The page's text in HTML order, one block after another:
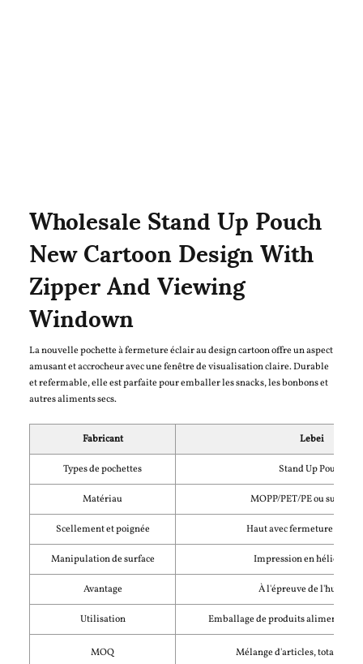
Wholesale Stand Up Pouch
New Cartoon Design With
Zipper And Viewing
Windown
La nouvelle pochette à fermeture éclair au design cartoon offre un aspect
amusant et accrocheur avec une fenêtre de visualisation claire. Durable
et refermable, elle est parfaite pour emballer les snacks, les bonbons et
autres aliments secs.
Fabricant Lebei
Types de pochettes Stand Up Pouch
Matériau MOPP/PET/PE ou sur
Scellement et poignée Haut avec fermeture à
Manipulation de surface Impression en
Avantage À l'épreuve de
Utilisation Emballage de produits alimentaires
MOQ Mélange d'articles, total 5000